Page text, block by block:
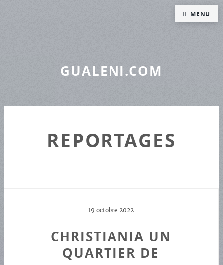
GUALENI.COM
REPORTAGES
19 octobre 2022
CHRISTIANIA UN
QUARTIER DE
MENU